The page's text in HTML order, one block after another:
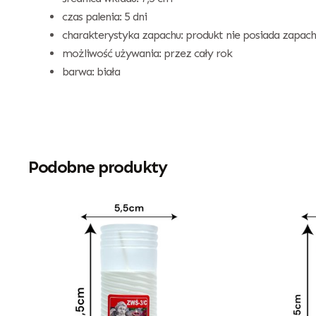
czas palenia: 5 dni
charakterystyka zapachu: produkt nie posiada
możliwość używania: przez cały rok
barwa: biała
Podobne produkty